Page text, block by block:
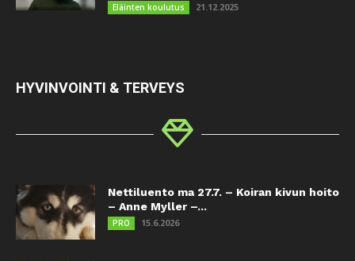
Eläinten koulutus 21.12.2025
HYVINVOINTI & TERVEYS
Nettiluento ma 27.7. – Koiran kivun hoito
– Anne Myller –...
PRO 15.6.2026